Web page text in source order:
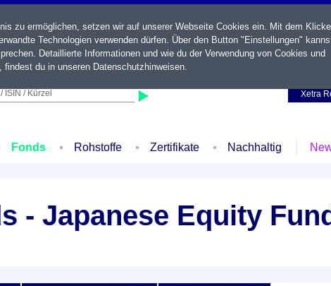
ISIN / Kürzel
Xetra
Fonds Rohstoffe Zertifikate Nachhaltig
- Japanese Equity
zu ermöglichen, setzen wir auf unserer Webseite Cookies ein. Mit dem
Technologien verwenden dürfen. Über den Button "Einstellungen"
Detaillierte Informationen und wie du der Verwendung von Cookies und
findest du in unseren Datenschutzhinweisen.